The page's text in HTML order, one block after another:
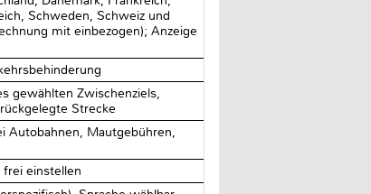
Schweden, Schweiz und
mit einbezogen); Anzeige
gewählten Zwischenziels,
Strecke
Autobahnen, Mautgebühren,
einstellen